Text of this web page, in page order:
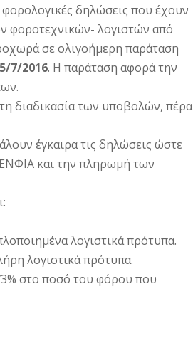
δηλώσεις που έχουν
φοροτεχνικών- λογιστών από
σε ολιγοήμερη παράταση
7/2016. Η παράταση αφορά την
διαδικασία των υποβολών, πέρα
έγκαιρα τις δηλώσεις ώστε
και την πληρωμή των
λογιστικά πρότυπα.
λογιστικά πρότυπα.
στο ποσό του φόρου που